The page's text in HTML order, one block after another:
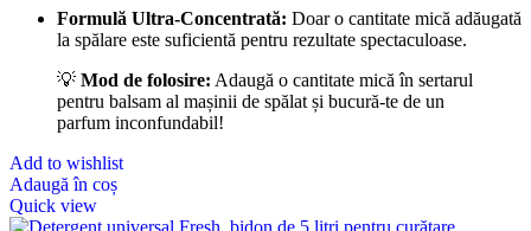
Formulă Ultra-Concentrată: Doar o cantitate mică adăugată
la spălare este suficientă pentru rezultate spectaculoase.
💡 Mod de folosire: Adaugă o cantitate mică în sertarul
pentru balsam al mașinii de spălat și bucură-te de un
parfum inconfundabil!
Add to wishlist
Adaugă în coș
Quick view